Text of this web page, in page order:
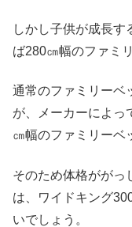
しかし子供が成長す
ば280㎝幅のファミ
通常のファミリーベ
が、メーカーによっ
㎝幅のファミリーベ
そのため体格ががっ
は、ワイドキング
いでしょう。